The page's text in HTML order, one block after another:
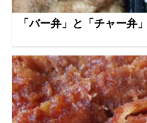
「バー弁」と「チャー